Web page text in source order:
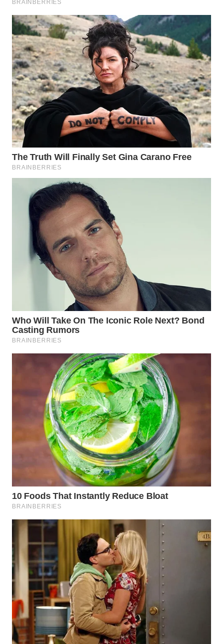
WN
CIANJUR
WN
KEPULAUAN
SERIBU
WN
TANGERANG
BINJAI
WN
CIREBON
WN
INDRAMAYU
WN
KUNINGAN
WN
SUBANG
WN
PURWAKARTA
PRIANGAN
WN
SEMARANG
WN
SOLO
WN
BOROBUDUR
WN
MADURA
WN